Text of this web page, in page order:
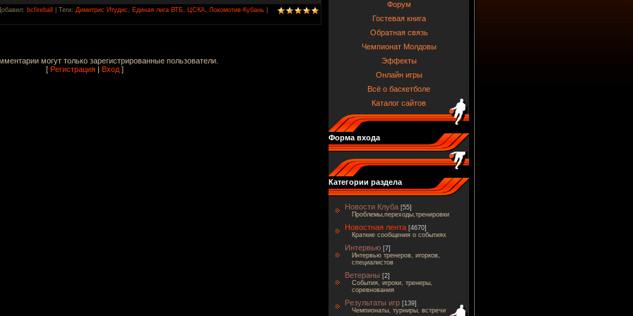
: bcfireball Теги: Димитрис Итудис Единая лига ВТБ ЦСКА Локомотив-Кубань
могут только зарегистрированные пользователи.
[ Регистрация| Вход]
Форум
Гостевая книга
Обратная связь
Чемпионат Молдовы
Эффекты
Онлайн игры
Всё о баскетболе
Каталог сайтов
Форма входа
Категории раздела
Новости Клуба [55]
Проблемы,переходы,тренировки
Новостная лента [4670]
Краткие сообщения о событиях
Интервью [7]
Интервью тренеров, игорков,
специалистов
Ветераны [2]
События, игроки, тренеры,
соревнования
Результаты игр [139]
Чемпионаты, турниры, встречи